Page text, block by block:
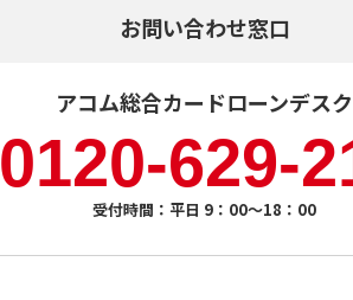
お問い合わせ窓口
アコム総合カードローンデスク
0120-629-
受付時間：平日 9：00～18：00